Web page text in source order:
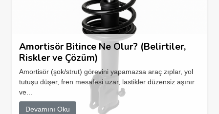
Amortisör Bitince Ne Olur? (Belirtiler,
Riskler ve Çözüm)
Amortisör (şok/strut) görevini yapamazsa araç zıplar, yol
tutuşu düşer, fren mesafesi uzar, lastikler düzensiz aşınır
ve...
Devamını Oku